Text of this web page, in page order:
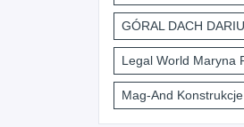
GÓRAL DACH
Legal World Maryna
Mag-And